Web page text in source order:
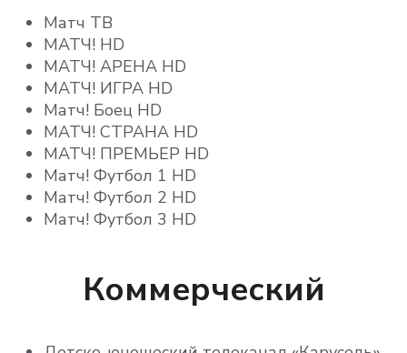
Матч ТВ
МАТЧ! HD
МАТЧ! АРЕНА HD
МАТЧ! ИГРА HD
Матч! Боец HD
МАТЧ! СТРАНА HD
МАТЧ! ПРЕМЬЕР HD
Матч! Футбол 1 HD
Матч! Футбол 2 HD
Матч! Футбол 3 HD
Коммерческий